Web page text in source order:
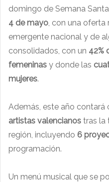
domingo de Semana
4 de mayo , con una
emergente nacional y de
consolidados, con un 42%
femeninas y donde las
mujeres.
Además, este año contará
artistas valencianos tras la
región, incluyendo 6
programación.
Un menú musical que se